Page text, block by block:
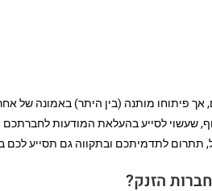
שעשוי לסייע בהעלאת המודעות לחברתכם
לתדמיתכם ובתקווה גם תסייע לכם
הזנק?